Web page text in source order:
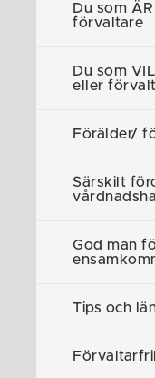
Du som
förvaltare
Du som
eller
Förälder/
Särskilt
God man
Tips och
Behöver jag
som redan
kassaboken
skicka in
transaktioner
Hur hanterar